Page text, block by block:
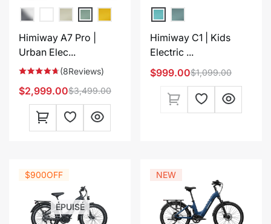
Himiway A7 Pro |
Urban Elec...
(8Reviews)
Prix
$2,999.00
Prix
habituel
$3,499.00
Himiway C1 | Kids
Electric ...
Prix
$999.00
Prix
habituel
$1,099.00
$900OFF
ÉPUISÉ
NEW